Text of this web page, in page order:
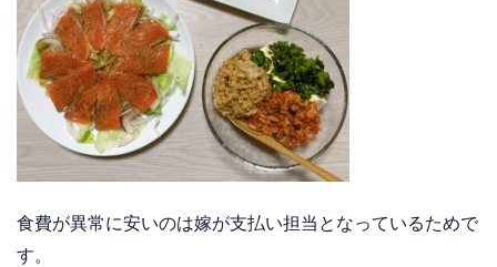
食費が異常に安いのは嫁が支払い担当となっているためで
す。